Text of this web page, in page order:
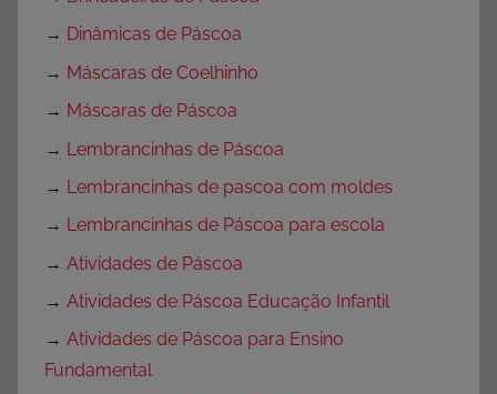
→ Dinâmicas de Páscoa
→ Máscaras de Coelhinho
→ Máscaras de Páscoa
→ Lembrancinhas de Páscoa
→ Lembrancinhas de pascoa com moldes
→ Lembrancinhas de Páscoa para escola
→ Atividades de Páscoa
→ Atividades de Páscoa Educação Infantil
→ Atividades de Páscoa para Ensino
Fundamental